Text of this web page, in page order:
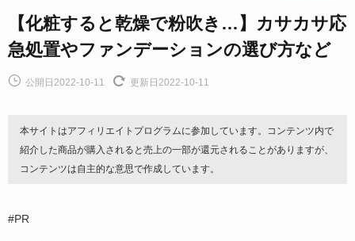
【化粧すると乾燥で粉吹き…】カサカサ応
急処置やファンデーションの選び方など
公開日2022-10-11 更新日2022-10-11
本サイトはアフィリエイトプログラムに参加しています。コンテンツ内で
紹介した商品が購入されると売上の一部が還元されることがありますが、
コンテンツは自主的な意思で作成しています。
#PR